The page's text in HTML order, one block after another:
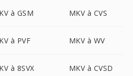
à GSM MKV à CVS
à PVF MKV à WV
à 8SVX MKV à CVSD